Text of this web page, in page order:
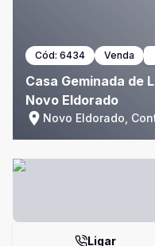
Cód: 6434 Venda
Casa Geminada de
Novo Eldorado
Novo Eldorado,
Ligar